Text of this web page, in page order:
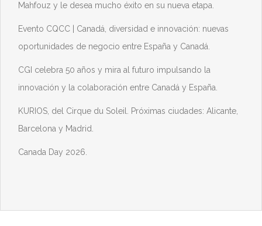
Mahfouz y le desea mucho éxito en su nueva etapa.
Evento CQCC | Canadá, diversidad e innovación: nuevas
oportunidades de negocio entre España y Canadá.
CGI celebra 50 años y mira al futuro impulsando la
innovación y la colaboración entre Canadá y España.
KURIOS, del Cirque du Soleil. Próximas ciudades: Alicante,
Barcelona y Madrid.
Canada Day 2026.